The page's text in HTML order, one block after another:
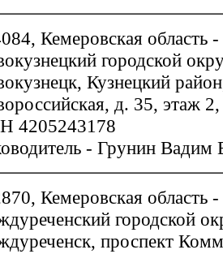
Кемеровская область -
городской
Кузнецкий
д. 35, этаж
4205243178
- Грунин Вадим
Кемеровская область -
городской
проспект